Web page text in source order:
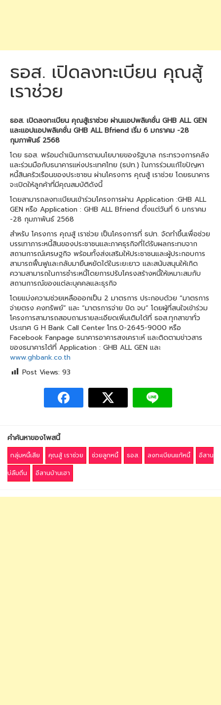
ธอส. เปิดลงทะเบียน คุณสู้
เราช่วย
ธอส. เปิดลงทะเบียน คุณสู้เราช่วย ผ่านแอปพลิเคชั่น GHB ALL GEN
และแอปแอปพลิเคชั่น GHB ALL Bfriend เริ่ม 6 มกราคม -28
กุมภาพันธ์ 2568
โดย ธอส. พร้อมดำเนินการตามนโยบายของรัฐบาล กระทรวงการคลัง
และร่วมมือกับธนาคารแห่งประเทศไทย (ธปท.) ในการร่วมแก้ไขปัญหา
หนี้สินครัวเรือนของประชาชน ผ่านโครงการ คุณสู้ เราช่วย โดยธนาคาร
จะเปิดให้ลูกค้าที่มีคุณสมบัติดังนี้
โดยสามารถลงทะเบียนเข้าร่วมโครงการผ่าน Application :GHB ALL
GEN หรือ Application : GHB ALL Bfriend ตั้งแต่วันที่ 6 มกราคม
-28 กุมภาพันธ์ 2568
สำหรับ โครงการ คุณสู้ เราช่วย เป็นโครงการที่ ธปท. จัดทำขึ้นเพื่อช่วย
บรรเทาภาระหนี้สินของประชาชนและภาคธุรกิจที่ได้รับผลกระทบจาก
สถานการณ์เศรษฐกิจ พร้อมทั้งส่งเสริมให้ประชาชนและผู้ประกอบการ
สามารถฟื้นฟูและกลับมายืนหยัดได้ในระยะยาว และสนับสนุนให้เกิด
ความสามารถในการชำระหนี้โดยการปรับโครงสร้างหนี้ให้เหมาะสมกับ
สถานการณ์ของแต่ละบุคคลและธุรกิจ
โดยแบ่งความช่วยเหลือออกเป็น 2 มาตรการ ประกอบด้วย “มาตรการ
จ่ายตรง คงทรัพย์” และ “มาตรการจ่าย ปิด จบ” โดยผู้ที่สนใจเข้าร่วม
โครงการสามารถสอบถามรายละเอียดเพิ่มเติมได้ที่ ธอส.ทุกสาขาทั่ว
ประเทศ G H Bank Call Center โทร.0-2645-9000 หรือ
Facebook Fanpage ธนาคารอาคารสงเคราะห์ และติดตามข่าวสาร
ของธนาคารได้ที่ Application : GHB ALL GEN และ
www.ghbank.co.th
Post Views: 93
คำค้นหาของโพสนี้
กลุ่มหนี้เสีย คุณสู้ เราช่วย ช่วยลูกหนี้ ธอส. ลงทะเบียนแก้หนี้
อีสาน
บ่ลืมถิ่น
อีสานบ้านเฮา